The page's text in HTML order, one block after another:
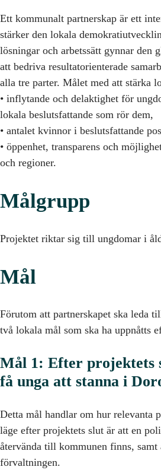
Ett kommunalt partnerskap är ett
stärker den lokala
lösningar och arbetssätt gynnar
att bedriva resultatorienterade
alla tre parter. Målet med att stärka
• inflytande och delaktighet för
lokala beslutsfattande som rör dem,
• antalet kvinnor i beslutsfattande
• öppenhet, transparens och
och regioner.
Målgrupp
Projektet riktar sig till ungdomar i
Mål
Förutom att partnerskapet ska leda
två lokala mål som ska ha uppnåtts
Mål 1: Efter projektets
få unga att stanna i
Detta mål handlar om hur relevanta
läge efter projektets slut är att en
återvända till kommunen finns,
förvaltningen.